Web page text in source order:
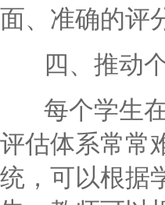
面、准确的评
四、推动个
每个学生在
评估体系常常
统，可以根据